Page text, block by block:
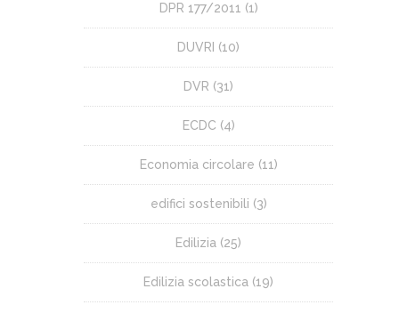
DPR 177/2011 (1)
DUVRI (10)
DVR (31)
ECDC (4)
Economia circolare (11)
edifici sostenibili (3)
Edilizia (25)
Edilizia scolastica (19)